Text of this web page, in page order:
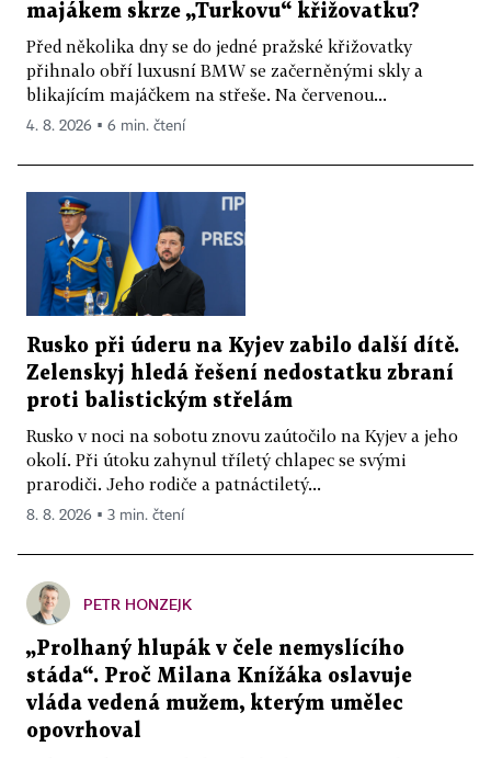
majákem skrze „Turkovu“ křižovatku?
Před několika dny se do jedné pražské křižovatky
přihnalo obří luxusní BMW se začerněnými skly a
blikajícím majáčkem na střeše. Na červenou...
4. 8. 2026 ▪ 6 min. čtení
Rusko při úderu na Kyjev zabilo další dítě.
Zelenskyj hledá řešení nedostatku zbraní
proti balistickým střelám
Rusko v noci na sobotu znovu zaútočilo na Kyjev a jeho
okolí. Při útoku zahynul tříletý chlapec se svými
prarodiči. Jeho rodiče a patnáctiletý...
8. 8. 2026 ▪ 3 min. čtení
PETR HONZEJK
„Prolhaný hlupák v čele nemyslícího
stáda“. Proč Milana Knížáka oslavuje
vláda vedená mužem, kterým umělec
opovrhoval